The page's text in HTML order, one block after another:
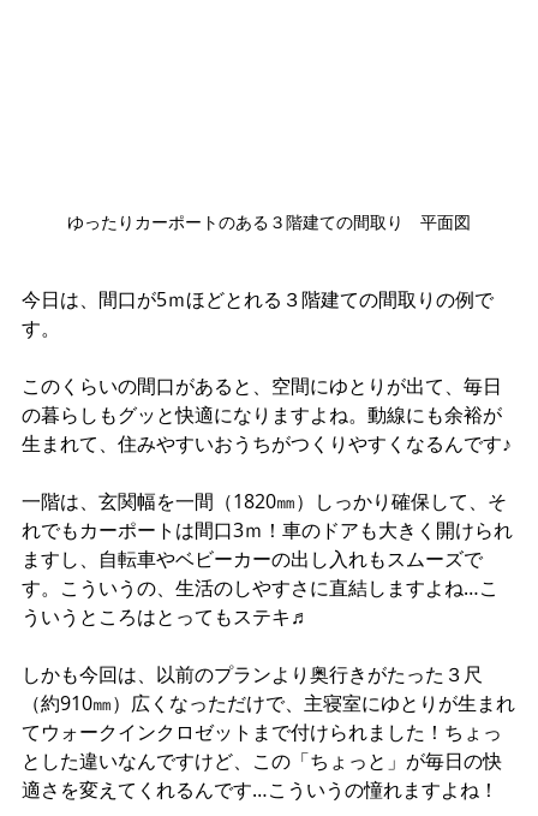
ゆったりカーポートのある３階建ての間取り　平面図
今日は、間口が5ｍほどとれる３階建ての間取りの例で
す。
このくらいの間口があると、空間にゆとりが出て、毎日
の暮らしもグッと快適になりますよね。動線にも余裕が
生まれて、住みやすいおうちがつくりやすくなるんです♪
一階は、玄関幅を一間（1820㎜）しっかり確保して、そ
れでもカーポートは間口3ｍ！車のドアも大きく開けられ
ますし、自転車やベビーカーの出し入れもスムーズで
す。こういうの、生活のしやすさに直結しますよね…こ
ういうところはとってもステキ♬
しかも今回は、以前のプランより奥行きがたった３尺
（約910㎜）広くなっただけで、主寝室にゆとりが生まれ
てウォークインクロゼットまで付けられました！ちょっ
とした違いなんですけど、この「ちょっと」が毎日の快
適さを変えてくれるんです…こういうの憧れますよね！